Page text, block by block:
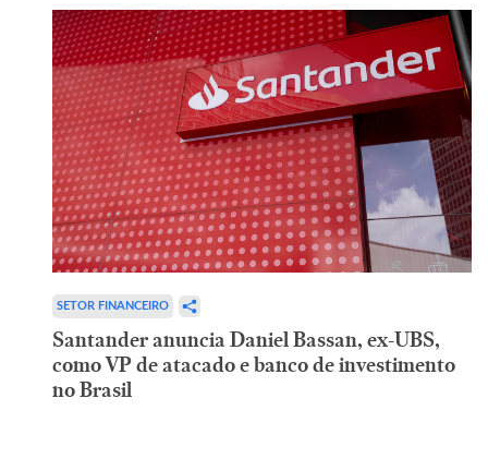
SETOR FINANCEIRO
Santander anuncia Daniel Bassan, ex-UBS,
como VP de atacado e banco de investimento
no Brasil